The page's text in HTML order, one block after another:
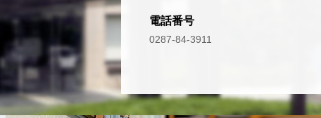
電話番号
0287-84-3911